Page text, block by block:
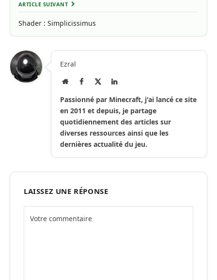
ARTICLE SUIVANT
Shader : Simplicissimus
Ezral
Site
Facebook LinkedIn
Passionné par Minecraft, j'ai lancé ce site
en 2011 et depuis, je partage
quotidiennement des articles sur
diverses ressources ainsi que les
dernières actualité du jeu.
LAISSEZ UNE RÉPONSE